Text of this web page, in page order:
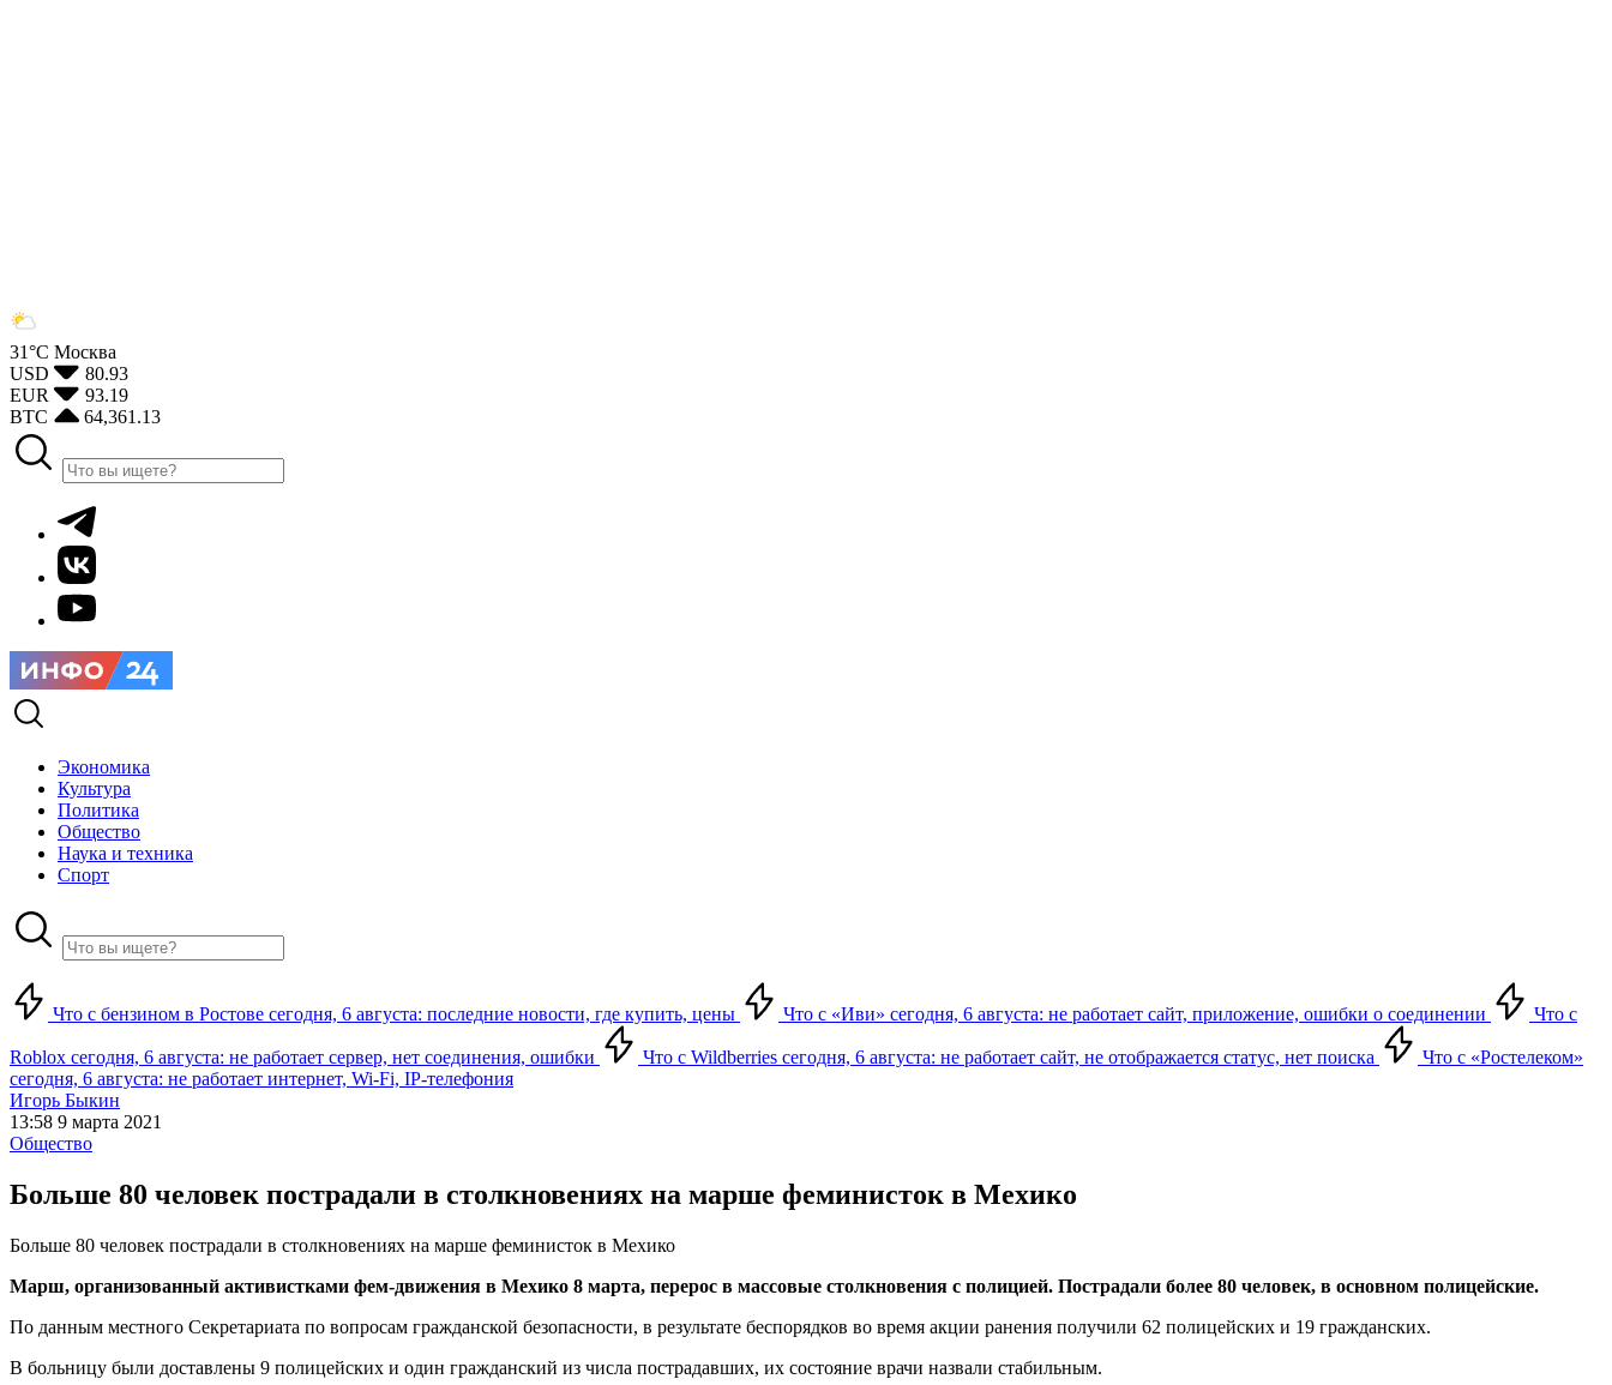
31°С Москва
USD
80.93
EUR
93.19
BTC
64,361.13
Экономика
Культура
Политика
Общество
Наука и техника
Спорт
Что с бензином в Ростове сегодня, 6 августа: последние новости, где купить, цены Что с «Иви» сегодня, 6 августа: не работает сайт, приложение, ошибки о соединении Что с
Roblox сегодня, 6 августа: не работает сервер, нет соединения, ошибки Что с Wildberries сегодня, 6 августа: не работает сайт, не отображается статус, нет поиска
Что с «Ростелеком»
сегодня, 6 августа: не работает интернет, Wi-Fi, IP-телефония
Игорь Быкин
13:58 9 марта 2021
Общество
Больше 80 человек пострадали в столкновениях на марше феминисток в Мехико
Больше 80 человек пострадали в столкновениях на марше феминисток в Мехико
Марш, организованный активистками фем-движения в Мехико 8 марта, перерос в массовые столкновения с полицией. Пострадали более 80 человек, в основном полицейские.
По данным местного Секретариата по вопросам гражданской безопасности, в результате беспорядков во время акции ранения получили 62 полицейских и 19 гражданских.
В больницу были доставлены 9 полицейских и один гражданский из числа пострадавших, их состояние врачи назвали стабильным.